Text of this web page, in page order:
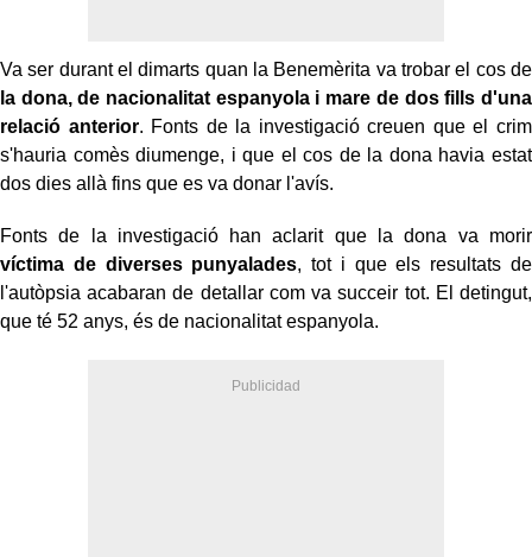
Va ser durant el dimarts quan la Benemèrita va trobar el cos de
la dona, de nacionalitat espanyola i mare de dos fills d'una
relació anterior. Fonts de la investigació creuen que el crim
s'hauria comès diumenge, i que el cos de la dona havia estat
dos dies allà fins que es va donar l'avís.
Fonts de la investigació han aclarit que la dona va morir
víctima de diverses punyalades, tot i que els resultats de
l'autòpsia acabaran de detallar com va succeir tot. El detingut,
que té 52 anys, és de nacionalitat espanyola.